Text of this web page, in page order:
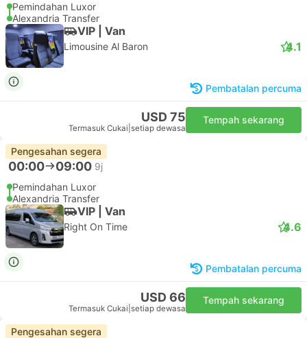
Pemindahan Luxor
Alexandria Transfer
VIP | Van
Limousine Al Baron 4.1
Pembatalan percuma
USD 75
Termasuk Cukai setiap dewasa
Tempah sekarang
Pengesahan segera
00:00 09:00 9j
Pemindahan Luxor
Alexandria Transfer
VIP | Van
Right On Time 4.6
Pembatalan percuma
USD 66
Termasuk Cukai setiap dewasa
Tempah sekarang
Pengesahan segera